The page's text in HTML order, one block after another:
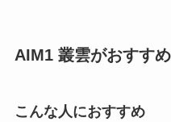
AIM1 叢雲がおすす
こんな人におすすめ